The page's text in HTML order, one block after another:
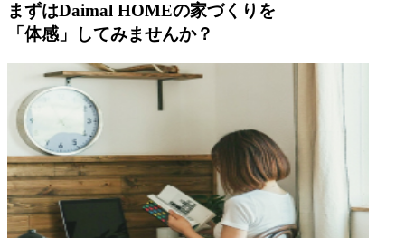
まずはDaimal HOMEの家づくりを
「体感」してみませんか？